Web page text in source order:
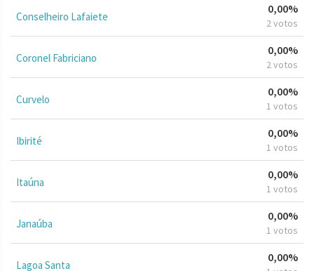
Conselheiro Lafaiete
0,00%
2 votos
Coronel Fabriciano
0,00%
2 votos
Curvelo
0,00%
1 votos
Ibirité
0,00%
1 votos
Itaúna
0,00%
1 votos
Janaúba
0,00%
1 votos
Lagoa Santa
0,00%